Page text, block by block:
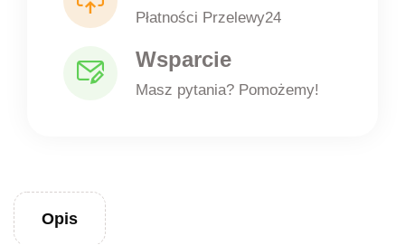
Płatności Przelewy24
Wsparcie
Masz pytania? Pomożemy!
Opis